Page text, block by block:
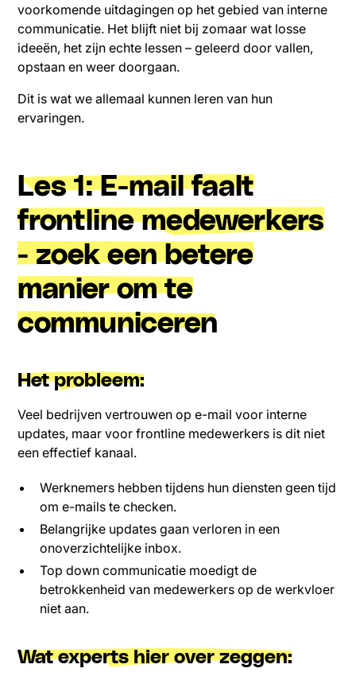
voorkomende uitdagingen op het gebied van interne
communicatie. Het blijft niet bij zomaar wat losse
ideeën, het zijn echte lessen – geleerd door vallen,
opstaan en weer doorgaan.
Dit is wat we allemaal kunnen leren van hun
ervaringen.
Les 1: E-mail faalt
frontline medewerkers
- zoek een betere
manier om te
communiceren
Het probleem:
Veel bedrijven vertrouwen op e-mail voor interne
updates, maar voor frontline medewerkers is dit niet
een effectief kanaal.
Werknemers hebben tijdens hun diensten geen tijd
om e-mails te checken.
Belangrijke updates gaan verloren in een
onoverzichtelijke inbox.
Top down communicatie moedigt de
betrokkenheid van medewerkers op de werkvloer
niet aan.
Wat experts hier over zeggen: